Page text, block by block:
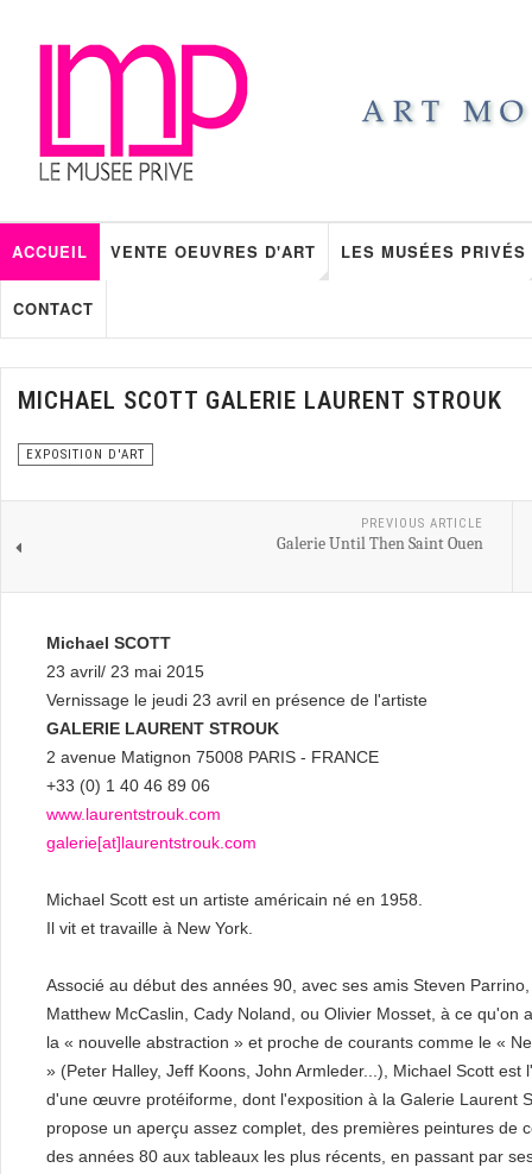
ACCUEIL VENTE OEUVRES D'ART LES MUSÉES PRIVÉS
CONTACT
MICHAEL SCOTT GALERIE LAURENT STROUK
EXPOSITION D'ART
PREVIOUS ARTICLE
Galerie Until Then Saint Ouen
Michael SCOTT
23 avril/ 23 mai 2015
Vernissage le jeudi 23 avril en présence de l'artiste
GALERIE LAURENT STROUK
2 avenue Matignon 75008 PARIS - FRANCE
+33 (0) 1 40 46 89 06
www.laurentstrouk.com
galerie[at]laurentstrouk.com
Michael Scott est un artiste américain né en 1958.
Il vit et travaille à New York.
Associé au début des années 90, avec ses amis Steven Parrino,
Matthew McCaslin, Cady Noland, ou Olivier Mosset, à ce qu'on
la « nouvelle abstraction » et proche de courants comme le «
» (Peter Halley, Jeff Koons, John Armleder...), Michael Scott est
d'une œuvre protéiforme, dont l'exposition à la Galerie Laurent
propose un aperçu assez complet, des premières peintures de
des années 80 aux tableaux les plus récents, en passant par